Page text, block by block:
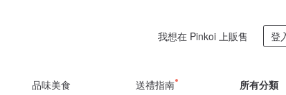
我想在 Pinkoi 上販售 登
品味美食 送禮指南 所有分類